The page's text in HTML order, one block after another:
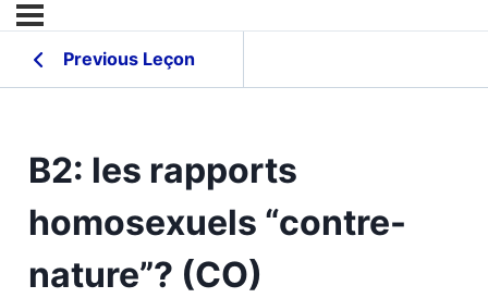
Previous Leçon
B2: les rapports
homosexuels “contre-
nature”? (CO)